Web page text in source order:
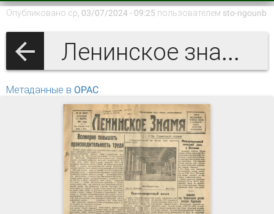
Опубликовано ср, 03/07/2024 - 09:25 пользователем sto-ngounb
Ленинское знамя 1941 г.
Метаданные в OPAC